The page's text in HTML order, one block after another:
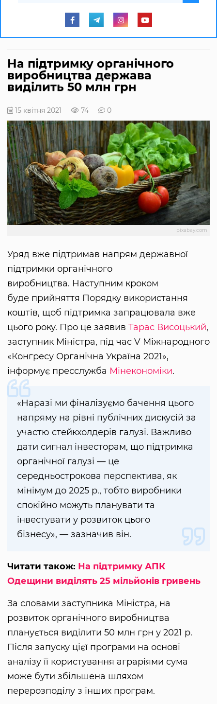
На підтримку органічного
виробництва держава
виділить 50 млн грн
15 квітня 2021 74 0
pixabay.com
Уряд вже підтримав напрям державної
підтримки органічного
виробництва. Наступним кроком
буде прийняття Порядку використання
коштів, щоб підтримка запрацювала вже
цього року. Про це заявив Тарас Висоцький,
заступник Міністра, під час V Міжнародного
«Конгресу Органічна Україна 2021»,
інформує пресслужба Мінекономіки.
«Наразі ми фіналізуємо бачення цього
напряму на рівні публічних дискусій за
участю стейкхолдерів галузі. Важливо
дати сигнал інвесторам, що підтримка
органічної галузі — це
середньострокова перспектива, як
мінімум до 2025 р., тобто виробники
спокійно можуть планувати та
інвестувати у розвиток цього
бізнесу», — зазначив він.
Читати також: На підтримку АПК
Одещини виділять 25 мільйонів гривень
За словами заступника Міністра, на
розвиток органічного виробництва
планується виділити 50 млн грн у 2021 р.
Після запуску цієї програми на основі
аналізу її користування аграріями сума
може бути збільшена шляхом
перерозподілу з інших програм.